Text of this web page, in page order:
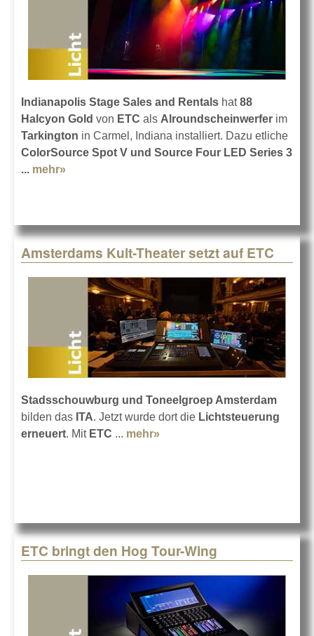
Indianapolis Stage Sales and Rentals hat88
Halcyon Gold von ETC als Alroundscheinwerfer im
Tarkington in Carmel, Indiana installiert. Dazu etliche
ColorSource Spot V und Source Four LED Series 3
... mehr»
Amsterdams Kult-Theater setzt auf ETC
Stadsschouwburg und Toneelgroep Amsterdam
bilden das ITA. Jetzt wurde dort die Lichtsteuerung
erneuert. Mit ETC ... mehr»
ETC bringt den Hog Tour-Wing